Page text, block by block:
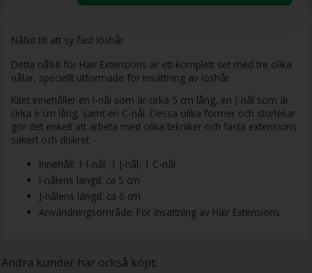
Nålkit till att sy fast löshår
Detta nålkit för Hair Extensions är ett komplett set med tre olika
nålar, speciellt utformade för insättning av löshår.
Kitet innehåller en I-nål som är cirka 5 cm lång, en J-nål som är
cirka 6 cm lång, samt en C-nål. Dessa olika former och storlekar
gör det enkelt att arbeta med olika tekniker och fästa extensions
säkert och diskret.
Innehåll: 1 I-nål, 1 J-nål, 1 C-nål
I-nålens längd: ca 5 cm
J-nålens längd: ca 6 cm
Användningsområde: För insättning av Hair Extensions
Andra kunder har också köpt: